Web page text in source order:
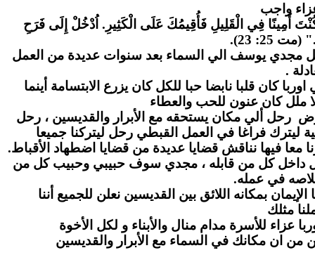
واجب
أَمِينًا فِي الْقَلِيلِ فَأُقِيمُكَ عَلَى الْكَثِيرِ. اُدْخُلْ إِلَى فَرَحِ
25: 23).
مجدي يوسف الي السماء بعد سنوات عديدة من العمل
.
كان قلبا نابضا حبا للكل كان يزرع الابتسامة أينما
ملل كان عنون للحب والعطاء
رحل ألي مكان يستحقه مع الأبرار والقديسين ، رحل
ليترك فراغا في العمل القبطي رحل ليتركنا جميعا
فيها نناقش قضايا عديدة من قضايا اضطهاد الأقباط.
داخل كل من قابله ، مجدي سوف حبيبي وحبيب كل من
في عمله.
بمكانه اللائق بين القديسين نعلن للجميع أننا
مثلك
عزاء للأسرة مدام منال والأبناء و لكل الأخوة
من ان مكانك في السماء مع الأبرار والقديسين